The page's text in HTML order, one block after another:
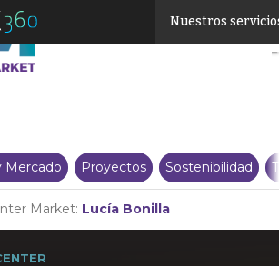
Nuestros
Mercado Proyectos Sostenibilidad
Market: Lucía Bonilla